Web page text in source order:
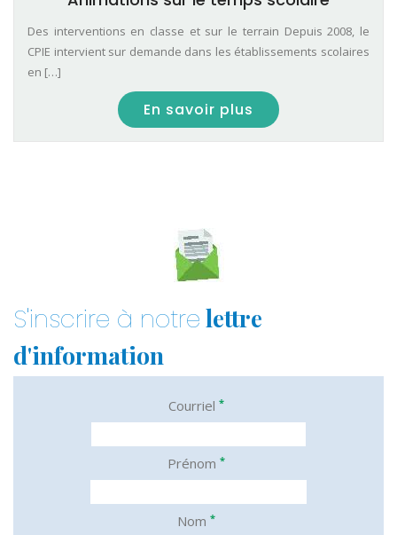
Des interventions en classe et sur le terrain Depuis 2008, le
CPIE intervient sur demande dans les établissements scolaires
en […]
En savoir plus
S'inscrire à notrelettre
d'information
Courriel *
Prénom *
Nom *